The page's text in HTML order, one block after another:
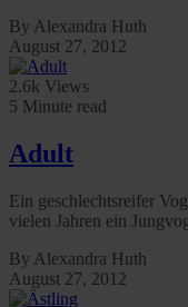
By Alexandra Huth
August 27, 2012
2.6k Views
5 Minute read
Adult
Ein geschlechtsreifer
vielen Jahren ein
By Alexandra Huth
August 27, 2012